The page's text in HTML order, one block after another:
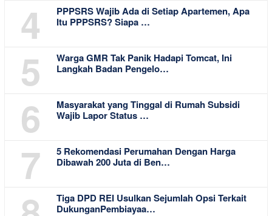
4
PPPSRS Wajib Ada di Setiap Apartemen, Apa
Itu PPPSRS? Siapa …
5
Warga GMR Tak Panik Hadapi Tomcat, Ini
Langkah Badan Pengelo…
6
Masyarakat yang Tinggal di Rumah Subsidi
Wajib Lapor Status …
7
5 Rekomendasi Perumahan Dengan Harga
Dibawah 200 Juta di Ben…
Tiga DPD REI Usulkan Sejumlah Opsi Terkait
DukunganPembiayaa…